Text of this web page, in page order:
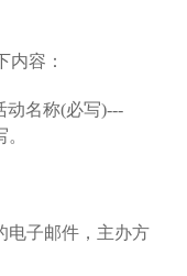
容：
名称(必写)---
子邮件，主办方